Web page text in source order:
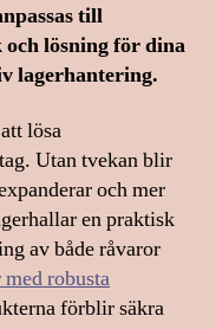
till
lösning för dina
lagerhantering.
lösa
Utan tvekan blir
och mer
en praktisk
av både råvaror
robusta
förblir säkra